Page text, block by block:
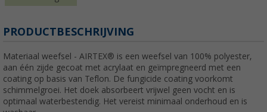
PRODUCTBESCHRIJVING
Materiaal weefsel - AIRTEX® is een weefsel van 100% polyester,
aan één zijde gecoat met acrylaat en geïmpregneerd met een
coating op basis van Teflon. De fungicide coating voorkomt
schimmelgroei. Het doek absorbeert vrijwel geen vocht en is
optimaal waterbestendig. Het vereist minimaal onderhoud en is